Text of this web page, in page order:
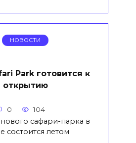
НОВОСТИ
Park готовится к
открытию
0 104
сафари-парка в
состоится летом